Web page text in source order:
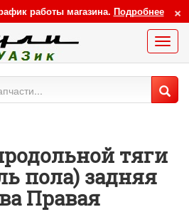
×
работы магазина. Подробнее
Меню
тяги
пола) задняя
Правая